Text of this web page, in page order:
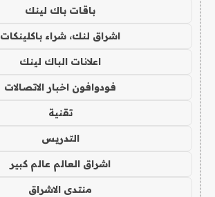
باقات باك لينك
اشراق لنك، شراء باكلينكات
اعلانات الباك لينك
فودوافون اخبار الاتصالات
تقنية
التدريس
اشراق العالم عالم كبير
منتدى الاشراق